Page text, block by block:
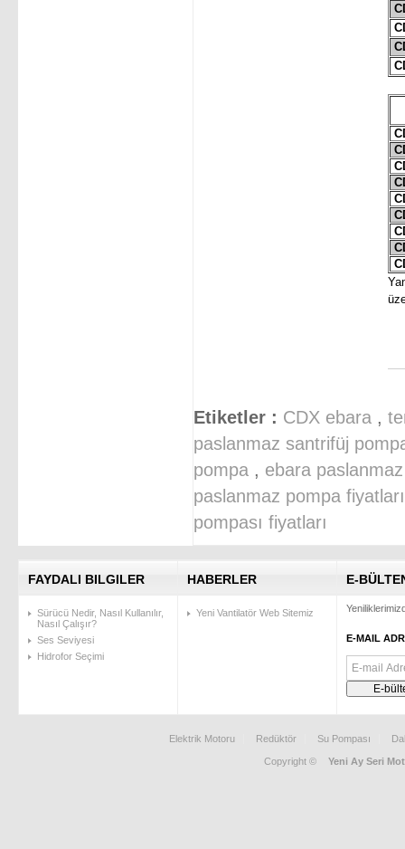
Etiketler : CDX ebara ,
paslanmaz santrifüj
pompa , ebara
paslanmaz pompa fiyatları
pompası fiyatları
FAYDALI BILGILER
Sürücü Nedir, Nasıl Kullanılır,
Nasıl Çalışır?
Ses Seviyesi
Hidrofor Seçimi
HABERLER
Yeni Vantilatör Web Sitemiz
E-
E-MAIL
Elektrik Motoru Redüktör Su Pompası
Copyright © Yeni Ay Seri